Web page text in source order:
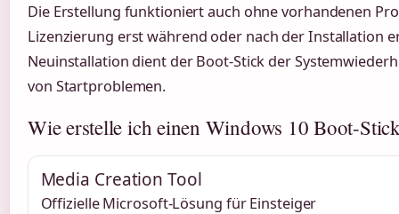
Die Erstellung funktioniert auch ohne vorhandenen
Lizenzierung erst während oder nach der Installation
Neuinstallation dient der Boot-Stick der
von Startproblemen.
Wie erstelle ich einen Windows 10 Boot-
Media Creation Tool
Offizielle Microsoft-Lösung für Einsteiger